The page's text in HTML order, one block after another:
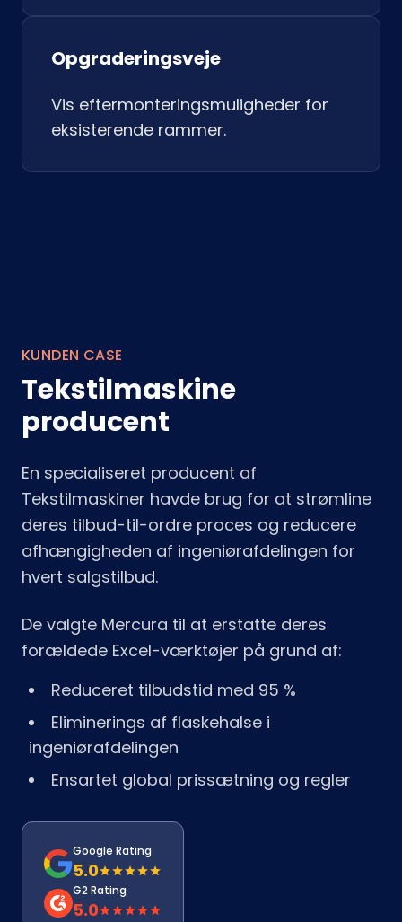
Opgraderingsveje
Vis eftermonteringsmuligheder for
eksisterende rammer.
KUNDEN CASE
Tekstilmaskine
producent
En specialiseret producent af
Tekstilmaskiner havde brug for at strømline
deres tilbud-til-ordre proces og reducere
afhængigheden af ingeniørafdelingen for
hvert salgstilbud.
De valgte Mercura til at erstatte deres
forældede Excel-værktøjer på grund af:
Reduceret tilbudstid med 95 %
Eliminerings af flaskehalse i
ingeniørafdelingen
Ensartet global prissætning og regler
Google Rating
5.0
G2 Rating
5.0